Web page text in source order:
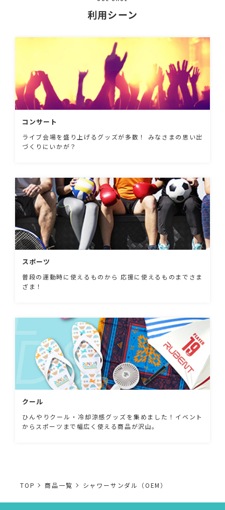
利用シーン
コンサート
ライブ会場を盛り上げるグッズが多数！ みなさまの思い出
づくりにいかが？
スポーツ
普段の運動時に使えるものから 応援に使えるものまでさま
ざま！
クール
ひんやりクール・冷却涼感グッズを集めました！イベント
からスポーツまで幅広く使える商品が沢山。
TOP 商品一覧 シャワーサンダル（OEM）